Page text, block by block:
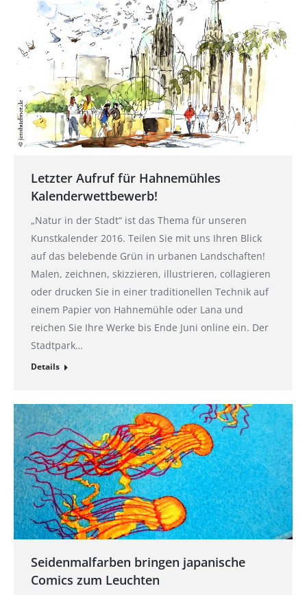
Letzter Aufruf für Hahnemühles
Kalenderwettbewerb!
„Natur in der Stadt“ ist das Thema für unseren
Kunstkalender 2016. Teilen Sie mit uns Ihren Blick
auf das belebende Grün in urbanen Landschaften!
Malen, zeichnen, skizzieren, illustrieren, collagieren
oder drucken Sie in einer traditionellen Technik auf
einem Papier von Hahnemühle oder Lana und
reichen Sie Ihre Werke bis Ende Juni online ein. Der
Stadtpark…
Details
Seidenmalfarben bringen japanische
Comics zum Leuchten